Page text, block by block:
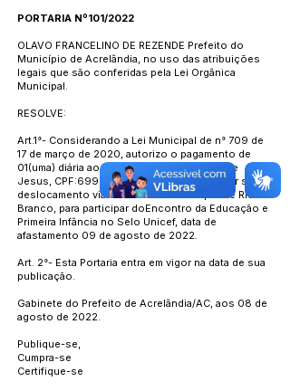
PORTARIA Nº101/2022
OLAVO FRANCELINO DE REZENDE Prefeito do
Município de Acrelândia, no uso das atribuições
legais que são conferidas pela Lei Orgânica
Municipal.
RESOLVE:
Art.1°- Considerando a Lei Municipal de n° 709 de
17 de março de 2020, autorizo o pagamento de
01(uma) diária ao servidor- RenatoSoares de
Jesus, CPF:699.856.772-34, professor, por seu
deslocamento via terrestre ao Município de Rio
Branco, para participar doEncontro da Educação e
Primeira Infância no Selo Unicef, data de
afastamento 09 de agosto de 2022.
Art. 2°- Esta Portaria entra em vigor na data de sua
publicação.
Gabinete do Prefeito de Acrelândia/AC, aos 08 de
agosto de 2022.
Publique-se,
Cumpra-se
Certifique-se